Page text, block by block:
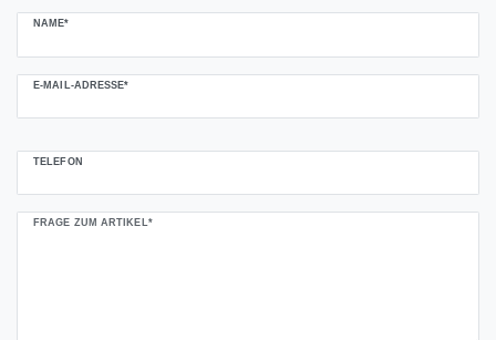
NAME*
E-MAIL-ADRESSE*
TELEFON
FRAGE ZUM ARTIKEL*